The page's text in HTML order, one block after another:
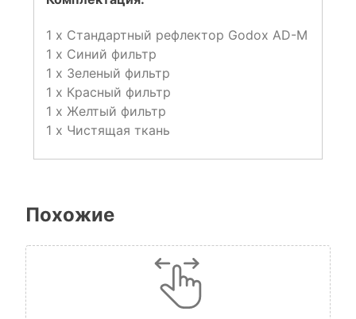
1 x Стандартный рефлектор Godox AD-M
1 x Синий фильтр
1 x Зеленый фильтр
1 х Красный фильтр
1 х Желтый фильтр
1 х Чистящая ткань
Похожие